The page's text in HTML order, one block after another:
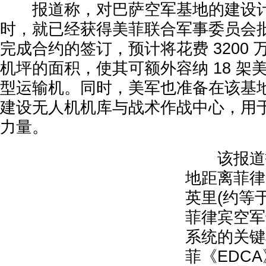
报道称，对巴萨空军基地的建设
时，就已经获得美菲联合军事委员会
完成合约的签订，预计将花费 3200
机坪的面积，使其可额外容纳 18 架
型运输机。同时，美军也准备在该基
建设无人机机库与战术作战中心，用
力量。
该报道
地距离菲
英里(约等
菲律宾空
系统的关
菲《